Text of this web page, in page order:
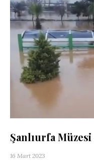
Şanlıurfa
16 Mart 2023